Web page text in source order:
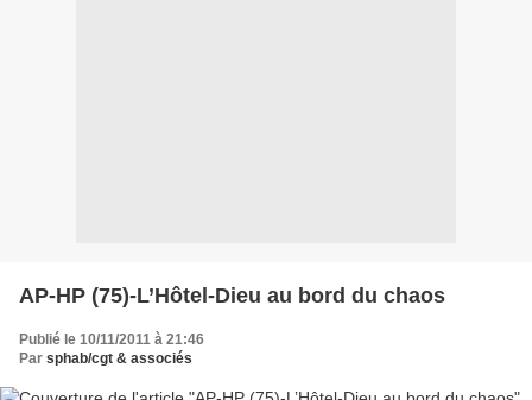
AP-HP (75)-L’Hôtel-Dieu au bord du chaos
Publié le 10/11/2011 à 21:46
Par sphab/cgt & associés